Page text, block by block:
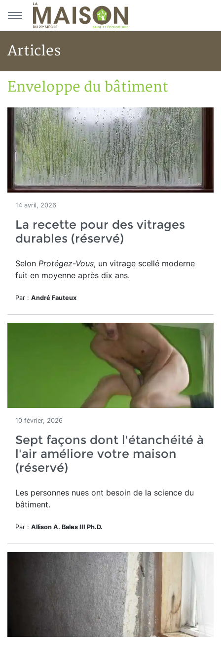
Aller au menu principal
Aller au contenu principal
Articles
Accueil
Construction verte
Enveloppe du bâtiment
Enveloppe du bâtiment
14 avril, 2026
La recette pour des vitrages
durables (réservé)
Selon Protégez-Vous, un vitrage scellé moderne
fuit en moyenne après dix ans.
Par : André Fauteux
10 février, 2026
Sept façons dont l'étanchéité à
l'air améliore votre maison
(réservé)
Les personnes nues ont besoin de la science du
bâtiment.
Par : Allison A. Bales III Ph.D.